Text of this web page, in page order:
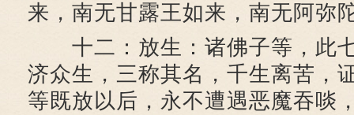
来，南无甘露王如来，南无阿弥
十二：放生：诸佛子等，此
济众生，三称其名，千生离苦，
等既放以后，永不遭遇恶魔吞啖